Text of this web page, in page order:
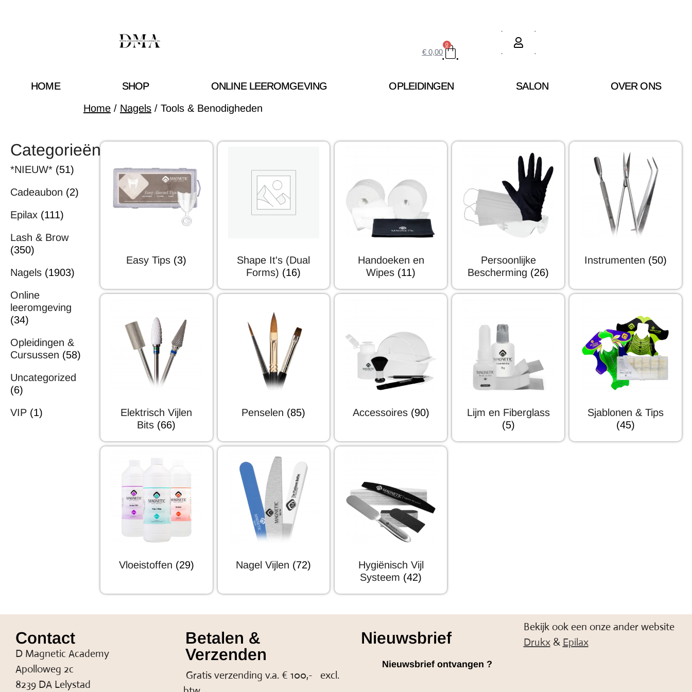
€0,00
0
HOME SHOP ONLINE LEEROMGEVING OPLEIDINGEN SALON
OVER ONS
Home / Nagels / Tools & Benodigheden
Categorieën
*NIEUW* (51)
Cadeaubon (2)
Epilax (111)
Lash & Brow
(350)
Nagels (1903)
Online
leeromgeving
(34)
Opleidingen &
Cursussen (58)
Uncategorized
(6)
VIP (1)
Easy Tips (3)
Shape It's (Dual
Forms) (16)
Handoeken en
Wipes (11)
Persoonlijke
Bescherming (26)
Instrumenten (50)
Elektrisch Vijlen
Bits (66)
Penselen (85) Accessoires (90)
Lijm en Fiberglass
(5)
Sjablonen & Tips
(45)
Vloeistoffen (29) Nagel Vijlen (72)
Hygiënisch Vijl
Systeem (42)
Contact
D Magnetic Academy
Apolloweg 2c
8239 DA Lelystad
Betalen &
Verzenden
Gratis verzending v.a. € 100,- excl.
Nieuwsbrief
Nieuwsbrief ontvangen ?
Bekijk ook een onze ander website
Drukx& Epilax